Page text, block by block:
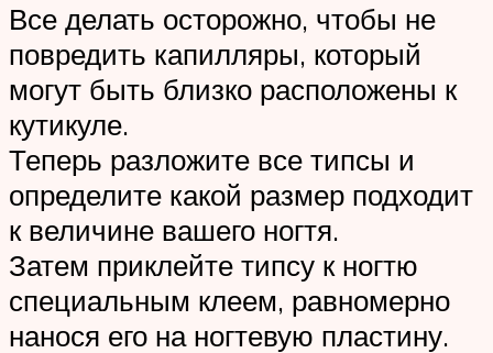
Все делать осторожно, чтобы не
повредить капилляры, который
могут быть близко расположены к
кутикуле.
Теперь разложите все типсы и
определите какой размер подходит
к величине вашего ногтя.
Затем приклейте типсу к ногтю
специальным клеем, равномерно
нанося его на ногтевую пластину.